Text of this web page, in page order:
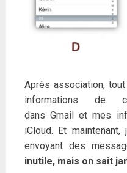
Après association,
informations de
dans Gmail et mes
iCloud. Et
envoyant des
inutile, mais on sait